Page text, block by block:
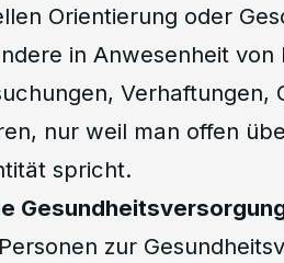
Orientierung oder
in Anwesenheit
Verhaftungen,
nur weil man offen
spricht.
zur